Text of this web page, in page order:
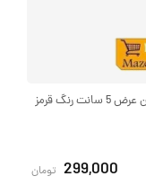
قلاده گردنی سگ برزنتی بزرگ و پهن عرض 5 سانت رنگ قرمز
299,000 تومان